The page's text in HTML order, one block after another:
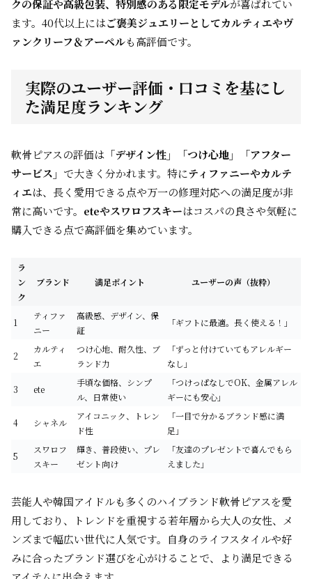
クの保証や高級包装、特別感のある限定モデルが喜ばれてい
ます。40代以上にはご褒美ジュエリーとしてカルティエやヴ
ァンクリーフ＆アーペルも高評価です。
実際のユーザー評価・口コミを基にし
た満足度ランキング
軟骨ピアスの評価は 「デザイン性」「つけ心地」「アフター
サービス」 で大きく分かれます。特にティファニーやカルテ
ィエは、長く愛用できる点や万一の修理対応への満足度が非
常に高いです。 eteやスワロフスキーはコスパの良さや気軽に
購入できる点で高評価を集めています。
ラ
ン
ク
ブランド 満足ポイント ユーザーの声（抜粋）
1
ティファ
ニー
高級感、デザイン、保
証
「ギフトに最適。長く使える！」
2
カルティ
エ
つけ心地、耐久性、ブ
ランド力
「ずっと付けていてもアレルギー
なし」
3 ete
手頃な価格、シンプ
ル、日常使い
「つけっぱなしでOK、金属アレル
ギーにも安心」
4 シャネル
アイコニック、トレン
ド性
「一目で分かるブランド感に満
足」
5
スワロフ
スキー
輝き、普段使い、プレ
ゼント向け
「友達のプレゼントで喜んでもら
えました」
芸能人や韓国アイドルも多くのハイブランド軟骨ピアスを愛
用しており、トレンドを重視する若年層から大人の女性、メ
ンズまで幅広い世代に人気です。自身のライフスタイルや好
みに合ったブランド選びを心がけることで、より満足できる